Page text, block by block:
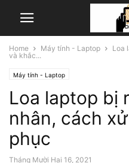
Home Máy tính - Laptop
Loa
và khắc...
Máy tính - Laptop
Loa laptop bị
nhân, cách
phục
Tháng Mười Hai 16, 2021